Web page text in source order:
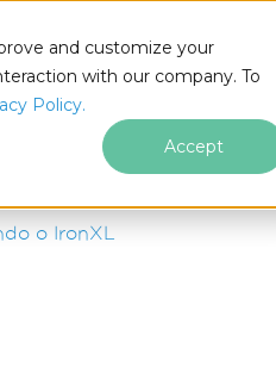
and customize your
with our company. To
Policy.
Accept
o IronXL